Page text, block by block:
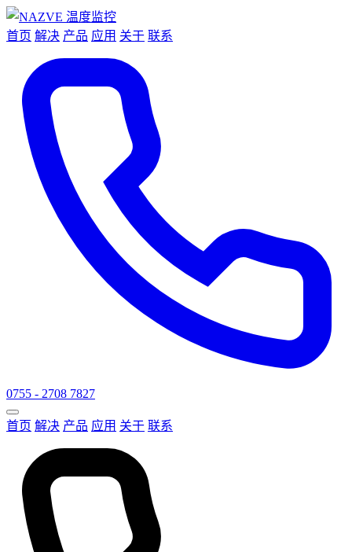
首页 解决 产品 应用 关于 联系
0755 - 2708 7827
首页 解决 产品 应用 关于 联系